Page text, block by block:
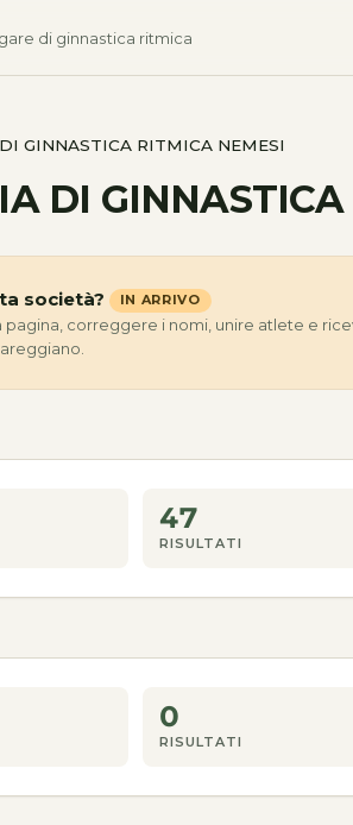
di ginnastica ritmica
GINNASTICA RITMICA NEMESI
DI
società? IN ARRIVO
pagina, correggere i nomi, unire atlete e
47
RISULTATI
0
RISULTATI